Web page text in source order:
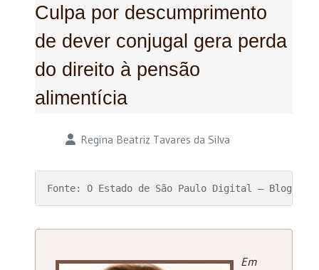
Culpa por descumprimento
de dever conjugal gera perda
do direito à pensão
alimentícia
Detalhes Regina Beatriz Tavares da Silva
Fonte: O Estado de São Paulo Digital – Blog do
Em